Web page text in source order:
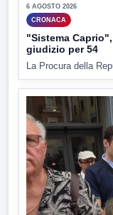
6 AGOSTO 2026
CRONACA
"Sistema
giudizio per 54
La Procura della